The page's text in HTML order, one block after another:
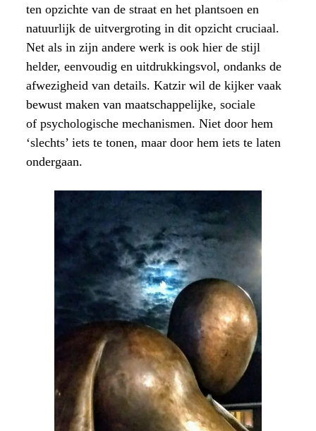
ten opzichte van de straat en het plantsoen en
natuurlijk de uitvergroting in dit opzicht cruciaal.
Net als in zijn andere werk is ook hier de stijl
helder, eenvoudig en uitdrukkingsvol, ondanks de
afwezigheid van details. Katzir wil de kijker vaak
bewust maken van maatschappelijke, sociale
of psychologische mechanismen. Niet door hem
‘slechts’ iets te tonen, maar door hem iets te laten
ondergaan.